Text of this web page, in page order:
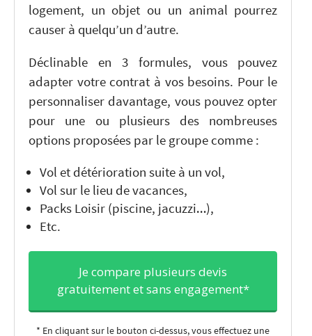
logement, un objet ou un animal pourrez
causer à quelqu’un d’autre.
Déclinable en 3 formules, vous pouvez
adapter votre contrat à vos besoins. Pour le
personnaliser davantage, vous pouvez opter
pour une ou plusieurs des nombreuses
options proposées par le groupe comme :
Vol et détérioration suite à un vol,
Vol sur le lieu de vacances,
Packs Loisir (piscine, jacuzzi…),
Etc.
Je compare plusieurs devis
gratuitement et sans engagement*
* En cliquant sur le bouton ci-dessus, vous effectuez une